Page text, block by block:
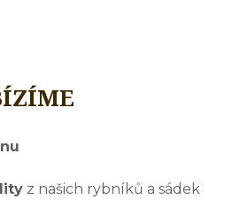
z našich rybníků a sádek